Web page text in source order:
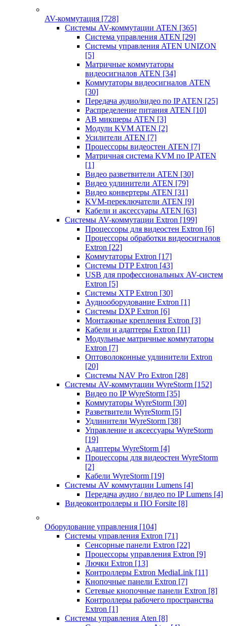
AV-коммутация [728]
Системы AV-коммутации ATEN [365]
Система управления ATEN [29]
Системы управления ATEN UNIZON
[5]
Матричные коммутаторы
видеосигналов ATEN [34]
Коммутаторы видеосигналов ATEN
[30]
Передача аудио/видео по IP ATEN [25]
Распределение питания ATEN [10]
АВ микшеры ATEN [3]
Модули KVM ATEN [2]
Усилители ATEN [7]
Процессоры видеостен ATEN [7]
Матричная система KVM по IP ATEN
[1]
Видео разветвители ATEN [30]
Видео удлинители ATEN [79]
Видео конвертеры ATEN [31]
KVM-переключатели ATEN [9]
Кабели и аксессуары ATEN [63]
Системы AV-коммутации Extron [199]
Процессоры для видеостен Extron [6]
Процессоры обработки видеосигналов
Extron [22]
Коммутаторы Extron [17]
Системы DTP Extron [43]
USB для профессиональных AV-систем
Extron [5]
Системы XTP Extron [30]
Аудиооборудование Extron [1]
Системы DXP Extron [6]
Монтажные крепления Extron [3]
Кабели и адаптеры Extron [11]
Модульные матричные коммутаторы
Extron [7]
Оптоволоконные удлинители Extron
[20]
Системы NAV Pro Extron [28]
Системы AV-коммутации WyreStorm [152]
Видео по IP WyreStorm [35]
Коммутаторы WyreStorm [30]
Разветвители WyreStorm [5]
Удлинители WyreStorm [38]
Управление и аксессуары WyreStorm
[19]
Адаптеры WyreStorm [4]
Процессоры для видеостен WyreStorm
[2]
Кабели WyreStorm [19]
Системы AV коммутации Lumens [4]
Передача аудио / видео по IP Lumens [4]
Видеоконтроллеры и ПО Forsite [8]
Оборудование управления [104]
Системы управления Extron [71]
Сенсорные панели Extron [22]
Процессоры управления Extron [9]
Лючки Extron [13]
Контроллеры Extron MediaLink [11]
Кнопочные панели Extron [7]
Сетевые кнопочные панели Extron [8]
Контроллеры рабочего пространства
Extron [1]
Системы управления Aten [8]